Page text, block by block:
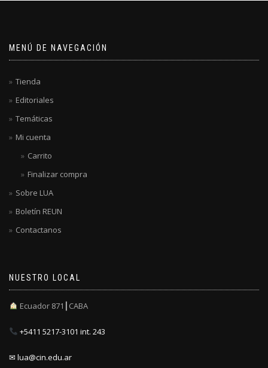
MENÚ DE NAVEGACIÓN
Tienda
Editoriales
Temáticas
Mi cuenta
Carrito
Finalizar compra
Sobre LUA
Boletín REUN
Contactanos
NUESTRO LOCAL
Ecuador 871┃CABA
+5411 5217-3101 int. 243
✉ lua@cin.edu.ar